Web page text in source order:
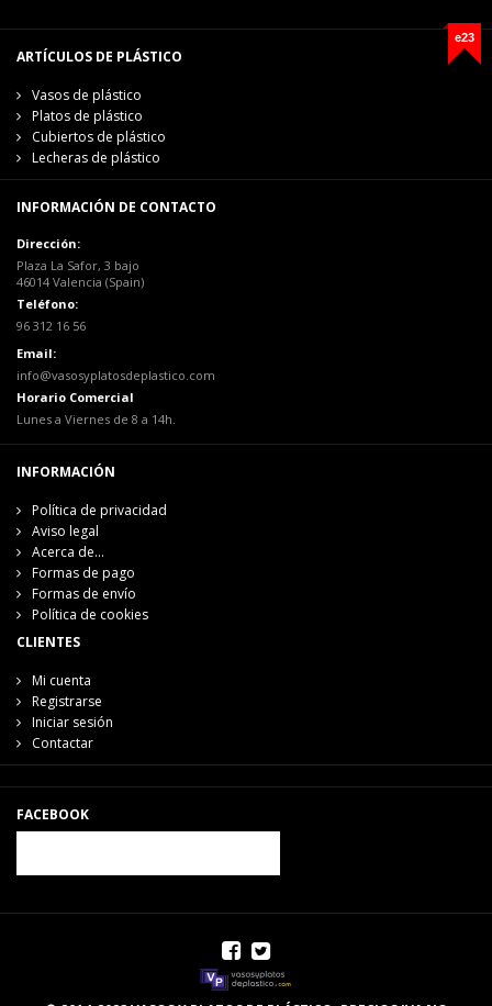
e23
ARTÍCULOS DE PLÁSTICO
Vasos de plástico
Platos de plástico
Cubiertos de plástico
Lecheras de plástico
INFORMACIÓN DE CONTACTO
Dirección:
Plaza La Safor, 3 bajo
46014 Valencia (Spain)
Teléfono:
96 312 16 56
Email:
info@vasosyplatosdeplastico.com
Horario Comercial
Lunes a Viernes de 8 a 14h.
INFORMACIÓN
Política de privacidad
Aviso legal
Acerca de...
Formas de pago
Formas de envío
Política de cookies
CLIENTES
Mi cuenta
Registrarse
Iniciar sesión
Contactar
FACEBOOK